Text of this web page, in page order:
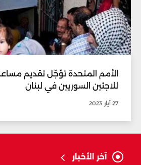
الأمم المتحدة تؤجّل تقديم
للاجئين السوريين في لبنان
27 أيار 2023
آخر الأخبار